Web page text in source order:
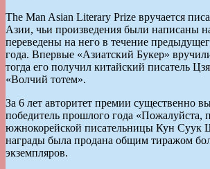
The Man Asian Literary Prize вручается
Азии, чьи произведения были написаны
переведены на него в течение
года. Впервые «Азиатский Букер»
тогда его получил китайский писатель
«Волчий тотем».
За 6 лет авторитет премии существенно
победитель прошлого года «Пожалуйста,
южнокорейской писательницы Кун Суук
награды была продана общим тиражом
экземпляров.